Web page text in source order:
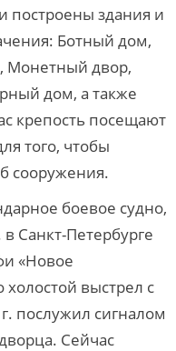
построены здания и
Ботный дом,
Монетный двор,
дом, a также
крепость посещают
того, чтобы
сооружения.
боевое судно,
Санкт-Петербурге
«Новое
выстрел с
послужил сигналом
Сейчас